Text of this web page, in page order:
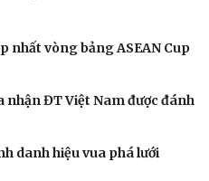
nhất vòng bảng ASEAN Cup
ĐT Việt Nam được đánh
danh hiệu vua phá lưới